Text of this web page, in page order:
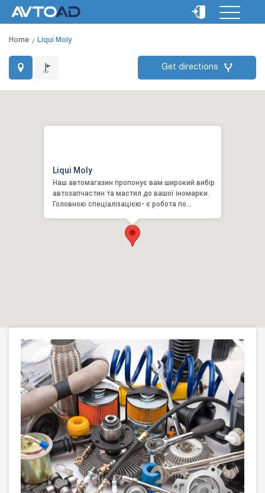
Home Liqui Moly
Get directions
Liqui Moly
Наш автомагазин пропонує вам широкий вибір
автозапчастин та мастил до вашої іномарки.
Головною спеціалізацією- є робота по